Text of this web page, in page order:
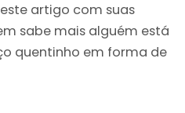
artigo com suas
sabe mais alguém está
quentinho em forma de